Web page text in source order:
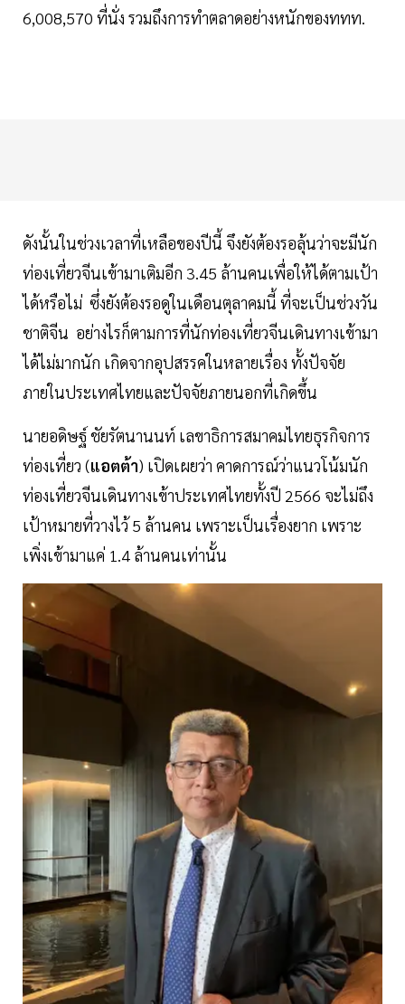
6,008,570 ที่นั่ง รวมถึงการทำตลาดอย่างหนักของททท.
ดังนั้นในช่วงเวลาที่เหลือของปีนี้ จึงยังต้องรอลุ้นว่าจะมีนัก
ท่องเที่ยวจีนเข้ามาเติมอีก 3.45 ล้านคนเพื่อให้ได้ตามเป้า
ได้หรือไม่ ซึ่งยังต้องรอดูในเดือนตุลาคมนี้ ที่จะเป็นช่วงวัน
ชาติจีน อย่างไรก็ตามการที่นักท่องเที่ยวจีนเดินทางเข้ามา
ได้ไม่มากนัก เกิดจากอุปสรรคในหลายเรื่อง ทั้งปัจจัย
ภายในประเทศไทยและปัจจัยภายนอกที่เกิดขึ้น
นายอดิษฐ์ ชัยรัตนานนท์ เลขาธิการสมาคมไทยธุรกิจการ
ท่องเที่ยว (แอตต้า) เปิดเผยว่า คาดการณ์ว่าแนวโน้มนัก
ท่องเที่ยวจีนเดินทางเข้าประเทศไทยทั้งปี 2566 จะไม่ถึง
เป้าหมายที่วางไว้ 5 ล้านคน เพราะเป็นเรื่องยาก เพราะ
เพิ่งเข้ามาแค่ 1.4 ล้านคนเท่านั้น